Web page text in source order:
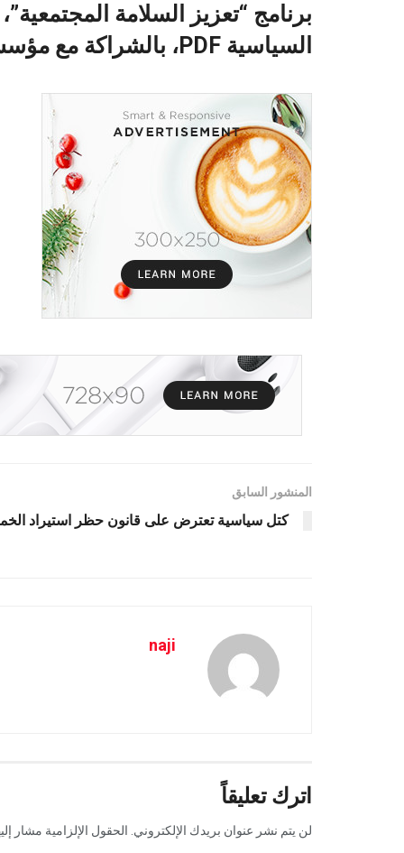
برنامج “تعزيز السلامة
السياسية PDF، بالشراكة مع مؤسسة بيرجهوف الألمانية BF.
المنشور السابق
كتل سياسية تعترض على قانون حظر استيراد
naji
اترك تعليقاً
لن يتم نشر عنوان بريدك الإلكتروني. الحقول الإلزامية مشار